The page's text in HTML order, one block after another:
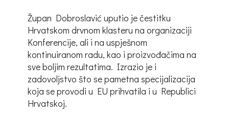
Župan Dobroslavić uputio je čestitku
Hrvatskom drvnom klasteru na organizaciji
Konferencije, ali i na uspješnom
kontinuiranom radu, kao i proizvođačima na
sve boljim rezultatima. Izrazio je i
zadovoljstvo što se pametna specijalizacija
koja se provodi u EU prihvatila i u Republici
Hrvatskoj.